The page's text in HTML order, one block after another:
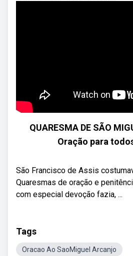
QUARESMA DE SÃO
Oração para
São Francisco de Assis
Quaresmas de oração e
com especial devoção fazia, ...
Tags
Oracao Ao SaoMiguel Arcanjo